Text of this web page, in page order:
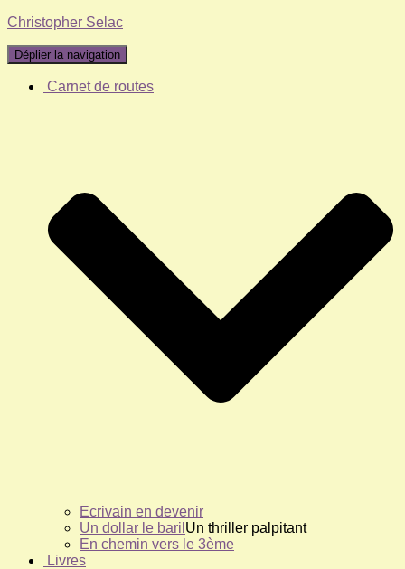
Christopher Selac
Déplier la navigation
Carnet de routes
Ecrivain en devenir
Un dollar le baril Un thriller palpitant
En chemin vers le 3ème
Livres